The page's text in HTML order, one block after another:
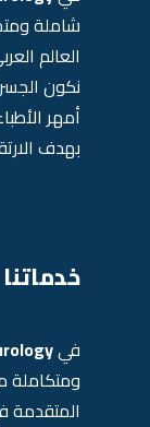
شاملة
العالم
نكون
أمهر
بهدف
خدماتنا
في
ومتكاملة
المتقدمة